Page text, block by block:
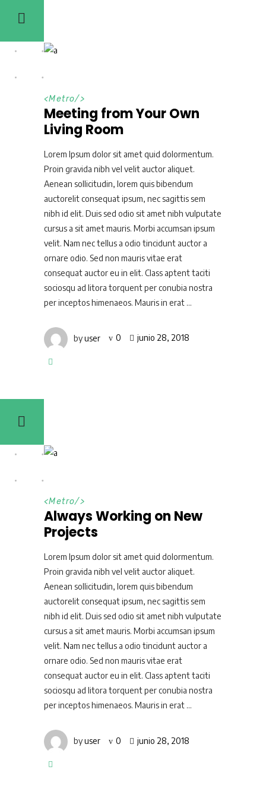
<Metro/>
Meeting from Your Own
Living Room
Lorem Ipsum dolor sit amet quid dolormentum.
Proin gravida nibh vel velit auctor aliquet.
Aenean sollicitudin, lorem quis bibendum
auctorelit consequat ipsum, nec sagittis sem
nibh id elit. Duis sed odio sit amet nibh vulputate
cursus a sit amet mauris. Morbi accumsan ipsum
velit. Nam nec tellus a odio tincidunt auctor a
ornare odio. Sed non mauris vitae erat
consequat auctor eu in elit. Class aptent taciti
sociosqu ad litora torquent per conubia nostra
per inceptos himenaeos. Mauris in erat
byuser 0 junio 28, 2018
<Metro/>
Always Working on New
Projects
Lorem Ipsum dolor sit amet quid dolormentum.
Proin gravida nibh vel velit auctor aliquet.
Aenean sollicitudin, lorem quis bibendum
auctorelit consequat ipsum, nec sagittis sem
nibh id elit. Duis sed odio sit amet nibh vulputate
cursus a sit amet mauris. Morbi accumsan ipsum
velit. Nam nec tellus a odio tincidunt auctor a
ornare odio. Sed non mauris vitae erat
consequat auctor eu in elit. Class aptent taciti
sociosqu ad litora torquent per conubia nostra
per inceptos himenaeos. Mauris in erat
byuser 0 junio 28, 2018